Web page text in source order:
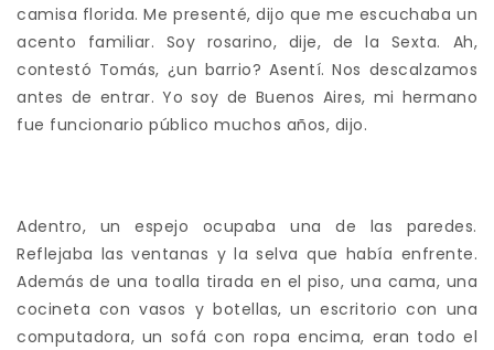
camisa florida. Me presenté, dijo que me escuchaba un
acento familiar. Soy rosarino, dije, de la Sexta. Ah,
contestó Tomás, ¿un barrio? Asentí. Nos descalzamos
antes de entrar. Yo soy de Buenos Aires, mi hermano
fue funcionario público muchos años, dijo.
Adentro, un espejo ocupaba una de las paredes.
Reflejaba las ventanas y la selva que había enfrente.
Además de una toalla tirada en el piso, una cama, una
cocineta con vasos y botellas, un escritorio con una
computadora, un sofá con ropa encima, eran todo el